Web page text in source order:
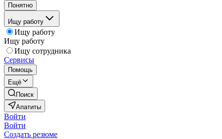
Понятно
Ищу работу
Ищу работу
Ищу работу
Ищу сотрудника
Сервисы
Помощь
Ещё
Поиск
Апатиты
Войти
Войти
Создать резюме